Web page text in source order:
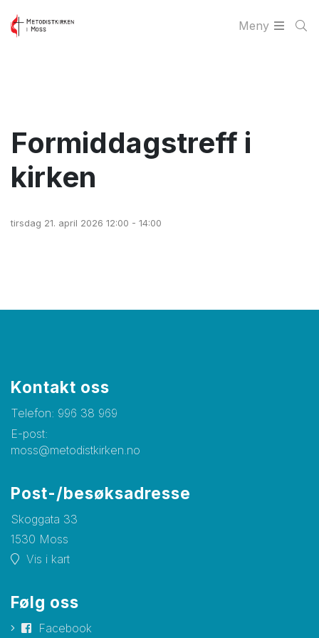
Meny
Formiddagstreff i
kirken
tirsdag 21. april 2026 12:00 - 14:00
Kontakt oss
Telefon: 996 38 969
E-post:
moss@metodistkirken.no
Post-/besøksadresse
Skoggata 33
1530 Moss
Vis i kart
Følg oss
Facebook